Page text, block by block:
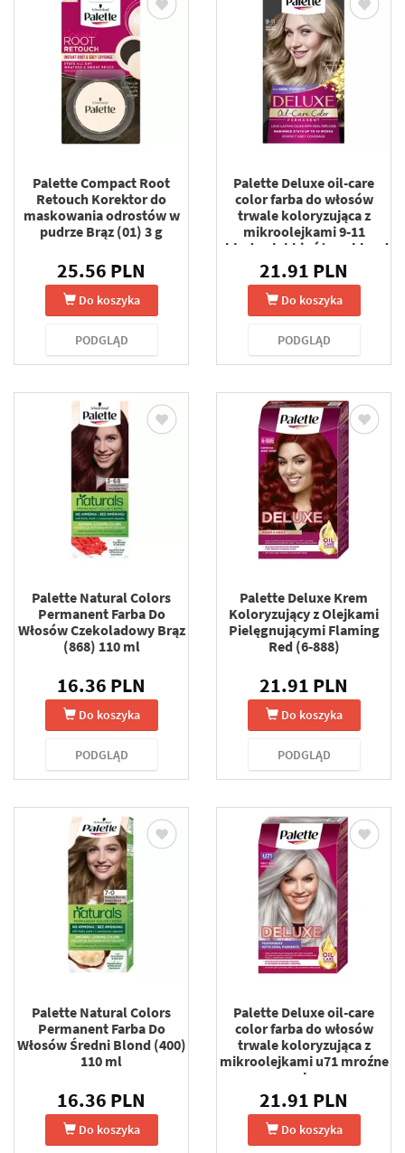
Palette Compact Root
Retouch Korektor do
maskowania odrostów w
pudrze Brąz (01) 3 g
25.56 PLN
Do koszyka
PODGLĄD
Palette Deluxe oil-care
color farba do włosów
trwale koloryzująca z
mikroolejkami 9-11
chłodny lekki różany blond
21.91 PLN
Do koszyka
PODGLĄD
Palette Natural Colors
Permanent Farba Do
Włosów Czekoladowy Brąz
(868) 110 ml
16.36 PLN
Do koszyka
PODGLĄD
Palette Deluxe Krem
Koloryzujący z Olejkami
Pielęgnującymi Flaming
Red (6-888)
21.91 PLN
Do koszyka
PODGLĄD
Palette Natural Colors
Permanent Farba Do
Włosów Średni Blond (400)
110 ml
16.36 PLN
Do koszyka
Palette Deluxe oil-care
color farba do włosów
trwale koloryzująca z
mikroolejkami u71 mroźne
srebro
21.91 PLN
Do koszyka